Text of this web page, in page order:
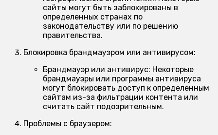
сайты могут быть заблокированы в
определенных странах по
законодательству или по решению
правительства.
Блокировка брандмауэром или антивирусом:
Брандмауэр или антивирус: Некоторые
брандмауэры или программы антивируса
могут блокировать доступ к определенным
сайтам из-за фильтрации контента или
считать сайт подозрительным.
Проблемы с браузером: